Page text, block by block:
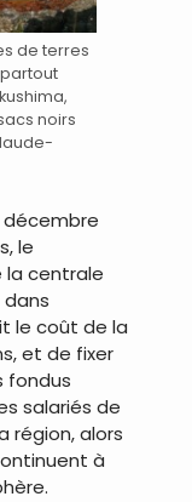
de terres
noirs
décembre
le
la centrale
dans
le coût de la
et de fixer
fondus
salariés de
région, alors
à